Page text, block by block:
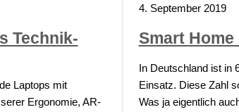
Technik-
Laptops mit
Ergonomie, AR-
4. September 2019
Smart
In Deutschland ist in
Einsatz. Diese Zahl
Was ja eigentlich